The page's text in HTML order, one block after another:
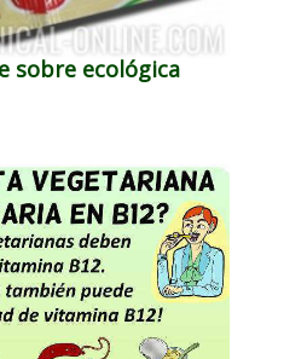
sobre ecológica